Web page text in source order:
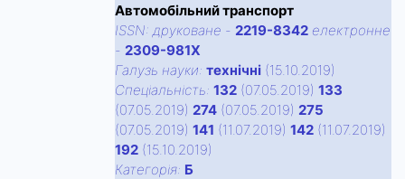
Автомобільний транспорт
ISSN: друковане - 2219-8342 електронне
- 2309-981X
Галузь науки: технічні (15.10.2019)
Спецiальнiсть: 132 (07.05.2019) 133
(07.05.2019) 274 (07.05.2019) 275
(07.05.2019) 141 (11.07.2019) 142 (11.07.2019)
192 (15.10.2019)
Категорiя: Б